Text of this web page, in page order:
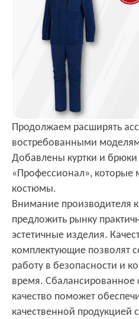
Продолжаем расширять
востребованными
Добавлены куртки и
«Профессионал», которые
костюмы.
Внимание производителя
предложить рынку
эстетичные изделия.
комплектующие позволят
работу в безопасности и
время.
качество поможет
качественной